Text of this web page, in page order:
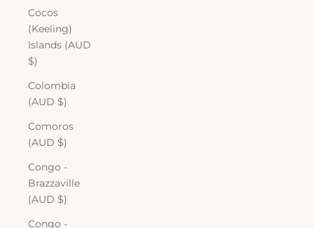
Cocos
(Keeling)
Islands (AUD
$)
Colombia
(AUD $)
Comoros
(AUD $)
Congo -
Brazzaville
(AUD $)
Congo -